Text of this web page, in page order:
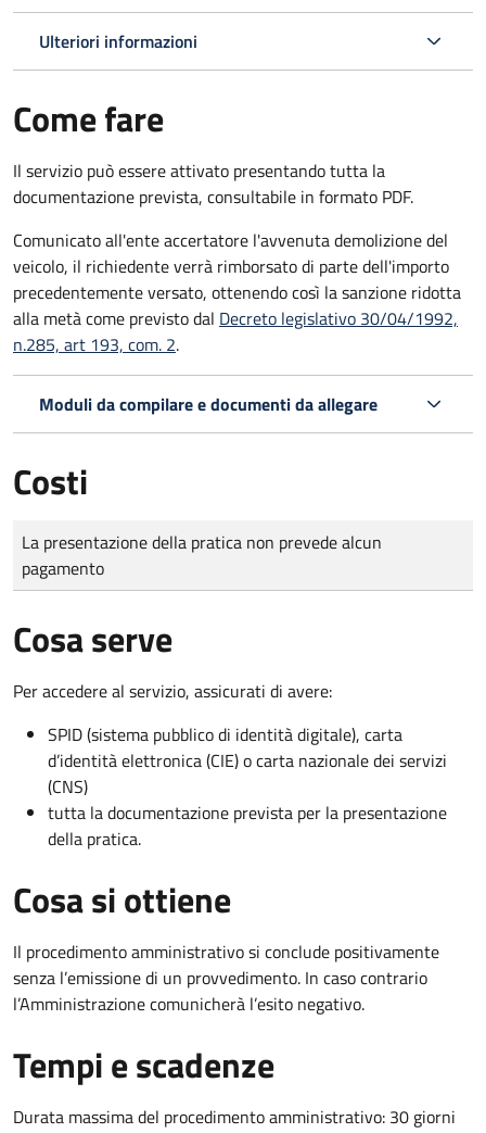
Ulteriori informazioni
Come fare
Il servizio può essere attivato presentando tutta la
documentazione prevista, consultabile in formato PDF.
Comunicato all'ente accertatore l'avvenuta demolizione del
veicolo, il richiedente verrà rimborsato di parte dell'importo
precedentemente versato, ottenendo così la sanzione ridotta
alla metà come previsto dal Decreto legislativo 30/04/1992,
n.285, art 193, com. 2.
Moduli da compilare e documenti da allegare
Costi
Tipo di pagamento
Importo
La presentazione della pratica non prevede alcun
pagamento
Cosa serve
Per accedere al servizio, assicurati di avere:
SPID (sistema pubblico di identità digitale), carta
d’identità elettronica (CIE) o carta nazionale dei servizi
(CNS)
tutta la documentazione prevista per la presentazione
della pratica.
Cosa si ottiene
Il procedimento amministrativo si conclude positivamente
senza l’emissione di un provvedimento. In caso contrario
l’Amministrazione comunicherà l’esito negativo.
Tempi e scadenze
Durata massima del procedimento amministrativo: 30 giorni